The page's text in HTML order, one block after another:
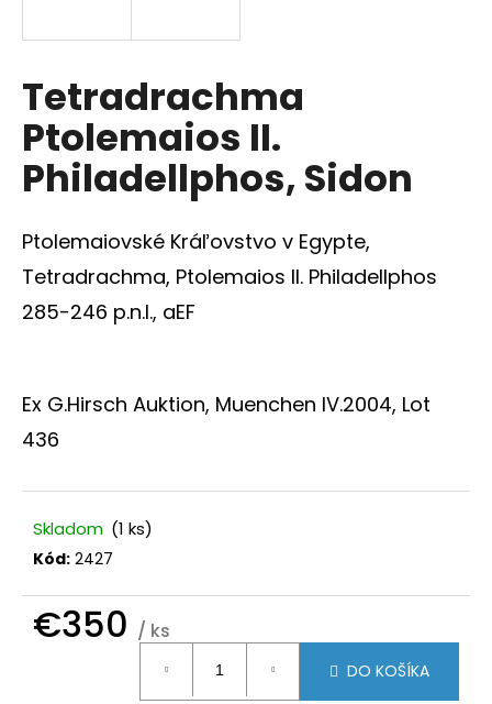
Tetradrachma
Ptolemaios II.
Philadellphos, Sidon
Ptolemaiovské Kráľovstvo v Egypte,
Tetradrachma, Ptolemaios II. Philadellphos
285-246 p.n.l., aEF
Ex G.Hirsch Auktion, Muenchen IV.2004, Lot
436
Skladom (1 ks)
Kód: 2427
€350 / ks
DO KOŠÍKA
s
ť
?
HĽADAŤ
p
o
a
m
LEOPOLD